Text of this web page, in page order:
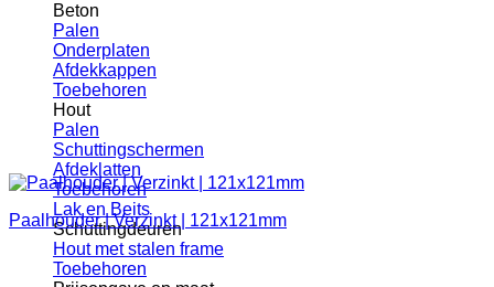
Beton
Palen
Onderplaten
Afdekkappen
Toebehoren
Hout
Palen
Schuttingschermen
Afdeklatten
Toebehoren
Lak en Beits
Schuttingdeuren
Hout met stalen frame
Toebehoren
Paalhouder | Verzinkt | 121x121mm